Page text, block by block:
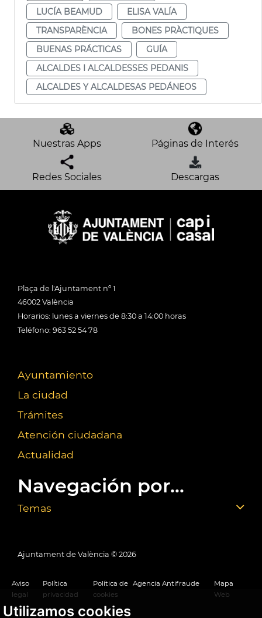
Utilizamos cookies
LUCÍA BEAMUD
ELISA VALÍA
TRANSPARÈNCIA
BONES PRÀCTIQUES
BUENAS PRÁCTICAS
GUÍA
ALCALDES I ALCALDESSES PEDANIS
ALCALDES Y ALCALDESAS PEDÁNEOS
Nuestras Apps Páginas de Interés
Redes Sociales Descargas
Plaça de l'Ajuntament nº 1
46002 València
Horarios: lunes a viernes de 8:30 a 14:00 horas
Teléfono: 963 52 54 78
Ayuntamiento
La ciudad
Trámites
Atención ciudadana
Actualidad
Navegación por...
Temas
Ajuntament de València © 2026
Aviso
legal
Política
privacidad
Política de
cookies
Agencia Antifraude
Mapa
Web